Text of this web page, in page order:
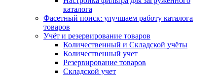
каталога
Фасетный поиск: улучшаем работу каталога
товаров
Учёт и резервирование товаров
Количественный и Складской учёты
Количественный учет
Резервирование товаров
Складской учет